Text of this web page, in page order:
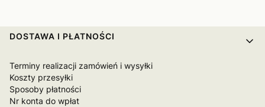
Linki w stopce
DOSTAWA I PŁATNOŚCI
Terminy realizacji zamówień i wysyłki
Koszty przesyłki
Sposoby płatności
Nr konta do wpłat